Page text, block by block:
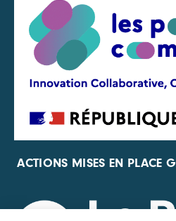
ACTIONS MISES EN PLACE